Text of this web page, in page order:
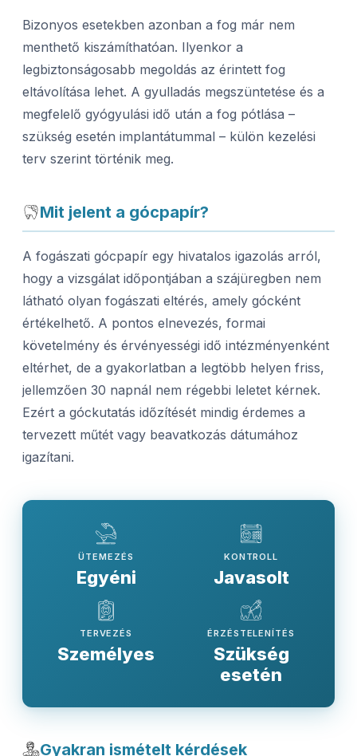
Bizonyos esetekben azonban a fog már nem
menthető kiszámíthatóan. Ilyenkor a
legbiztonságosabb megoldás az érintett fog
eltávolítása lehet. A gyulladás megszüntetése és a
megfelelő gyógyulási idő után a fog pótlása –
szükség esetén implantátummal – külön kezelési
terv szerint történik meg.
Mit jelent a gócpapír?
A fogászati gócpapír egy hivatalos igazolás arról,
hogy a vizsgálat időpontjában a szájüregben nem
látható olyan fogászati eltérés, amely gócként
értékelhető. A pontos elnevezés, formai
követelmény és érvényességi idő intézményenként
eltérhet, de a gyakorlatban a legtöbb helyen friss,
jellemzően 30 napnál nem régebbi leletet kérnek.
Ezért a góckutatás időzítését mindig érdemes a
tervezett műtét vagy beavatkozás dátumához
igazítani.
ÜTEMEZÉS
Egyéni
KONTROLL
Javasolt
TERVEZÉS
Személyes
ÉRZÉSTELENÍTÉS
Szükség
esetén
Gyakran ismételt kérdések